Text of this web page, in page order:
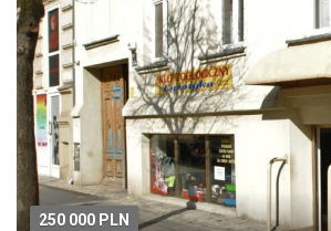
250 000 PLN